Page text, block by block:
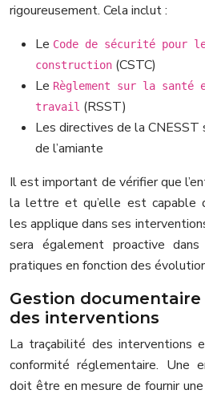
rigoureusement. Cela inclut :
Le Code de sécurité pour
construction (CSTC)
Le Règlement sur la
travail (RSST)
Les directives de la CNESST
de l’amiante
Il est important de vérifier que
la lettre et qu’elle est capable
les applique dans ses
sera également proactive
pratiques en fonction des
Gestion
des interventions
La traçabilité des interventions
conformité réglementaire. Une
doit être en mesure de fournir